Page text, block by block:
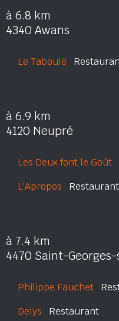
à 6.8 km
4340 Awans
Le Taboulé
à 6.9 km
4120 Neupré
Les Deux font le Goût
L'Apropos Restaurant
à 7.4 km
4470 Saint-
Philippe Fauchet
Delys Restaurant